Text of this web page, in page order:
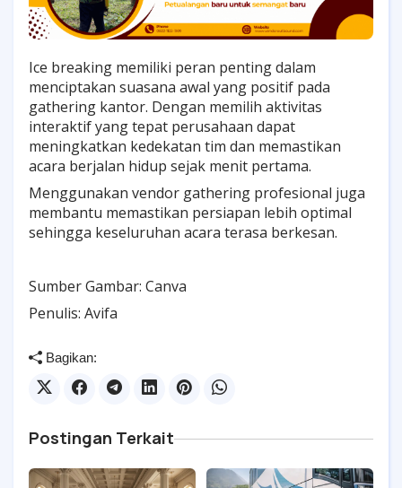
Ice breaking memiliki peran penting dalam
menciptakan suasana awal yang positif pada
gathering kantor. Dengan memilih aktivitas
interaktif yang tepat perusahaan dapat
meningkatkan kedekatan tim dan memastikan
acara berjalan hidup sejak menit pertama.
Menggunakan vendor gathering profesional juga
membantu memastikan persiapan lebih optimal
sehingga keseluruhan acara terasa berkesan.
Sumber Gambar: Canva
Penulis: Avifa
Bagikan:
Postingan Terkait